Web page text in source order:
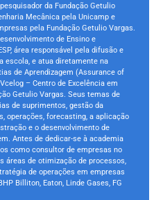
da Fundação Getulio
Mecânica pela Unicamp e
pela Fundação Getulio Vargas.
de Ensino e
área responsável pela difusão e
escola, e atua diretamente na
de Aprendizagem (Assurance of
– Centro de Excelência em
Getulio Vargas. Seus temas de
de suprimentos, gestão da
operações, forecasting, a aplicação
e o desenvolvimento de
Antes de dedicar-se à academia
como consultor de empresas no
áreas de otimização de processos,
de operações em empresas
Billiton, Eaton, Linde Gases, FG